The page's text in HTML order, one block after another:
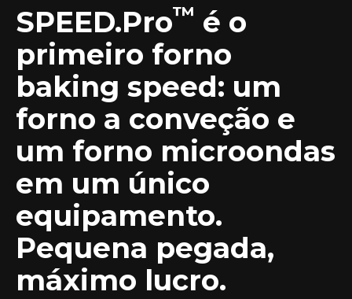
SPEED.Pro™ é o
primeiro forno
baking speed: um
forno a conveção e
um forno microondas
em um único
equipamento.
Pequena pegada,
máximo lucro.